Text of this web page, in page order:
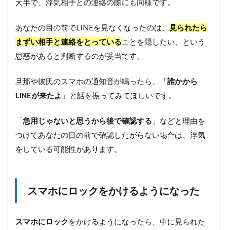
の質
5.1
予定
する
5.2
仕事
する
質問
かま
那・
あなたの目の前でLINEを見なくなったのは、
見られたら
まずい相手と連絡をとっている ことを隠したい、という
思惑があると判断するのが妥当です。
旦那や彼氏のスマホの通知音が鳴ったら、「誰かから
LINEが来たよ 」と話を振ってみてほしいです。
「急用じゃないと思うから後で確認する 」などと理由を
つけてあなたの目の前で確認したがらない場合は、浮気
をしている可能性があります。
スマホにロックをかけるようになった
スマホにロック をかけるようになったら、中に見られた